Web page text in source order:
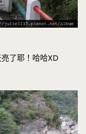
了耶！哈哈XD